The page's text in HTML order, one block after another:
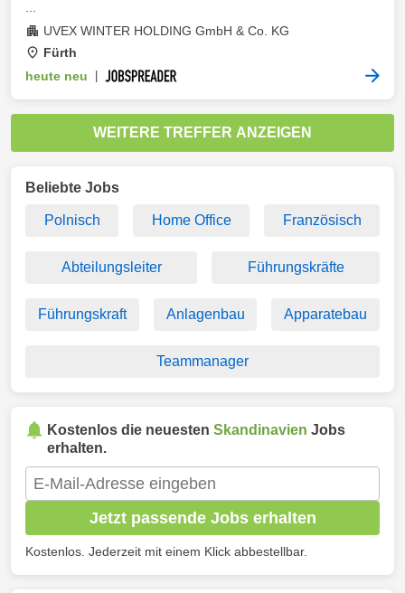
UVEX WINTER HOLDING GmbH & Co. KG
Fürth
heute neu
WEITERE TREFFER ANZEIGEN
Beliebte Jobs
Polnisch Home Office Französisch
Abteilungsleiter Führungskräfte
Führungskraft Anlagenbau Apparatebau
Teammanager
Kostenlos die neuesten Skandinavien Jobs
erhalten.
Jetzt passende Jobs erhalten
Kostenlos. Jederzeit mit einem Klick abbestellbar.